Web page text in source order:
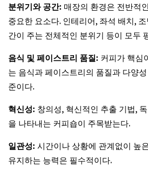
분위기와 공간: 매장의 환경은 전반적
중요한 요소다. 인테리어, 좌석 배치,
간이 주는 전체적인 분위기 등이 모두
음식 및 페이스트리 품질: 커피가 핵심
는 음식과 페이스트리의 품질과 다양
준이다.
혁신성: 창의성, 혁신적인 추출 기법,
을 나타내는 커피숍이 주목받는다.
일관성: 시간이나 상황에 관계없이 높
유지하는 능력은 필수적이다.